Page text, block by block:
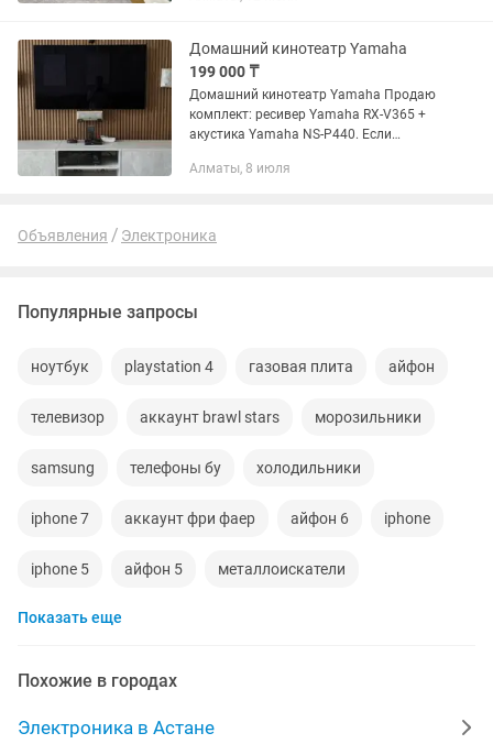
Домашний кинотеатр Yamaha
199 000 ₸
Домашний кинотеатр Yamaha Продаю
комплект: ресивер Yamaha RX-V365 +
акустика Yamaha NS-P440. Если
полноценный кинотеатр у тебя дома.
Алматы, 8 июля
Объявления Электроника
Популярные запросы
ноутбук playstation 4 газовая плита айфон
телевизор аккаунт brawl stars морозильники
samsung телефоны бу холодильники
iphone 7 аккаунт фри фаер айфон 6 iphone
iphone 5 айфон 5 металлоискатели
видеокарты
материнская плата процессор
Показать еще
Похожие в городах
Электроника в Астане